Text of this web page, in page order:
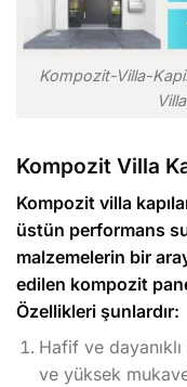
Kompozit-Villa-
Kompozit Villa
Kompozit villa
üstün performans
malzemelerin bir
edilen kompozit
Özellikleri şunlardır:
Hafif ve
ve yüksek